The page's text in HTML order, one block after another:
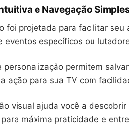
e Navegação Simples
foi projetada para facilitar seu
eventos específicos ou
personalização permitem
ação para sua TV com
visual ajuda você a
máxima praticidade e